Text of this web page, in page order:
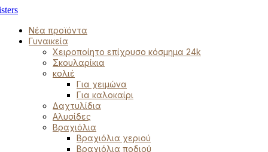
Νέα προϊόντα
Γυναικεία
Χειροποίητο επίχρυσο κόσμημα 24k
Σκουλαρίκια
κολιέ
Για χειμώνα
Για καλοκαίρι
Δαχτυλίδια
Αλυσίδες
Βραχιόλια
Βραχιόλια χεριού
Βραχιόλια ποδιού